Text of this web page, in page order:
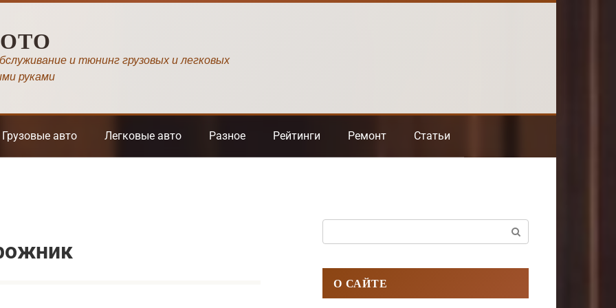
и тюнинг грузовых и легковых
руками
Грузовые авто Легковые авто Разное Рейтинги Ремонт Статьи
О САЙТЕ